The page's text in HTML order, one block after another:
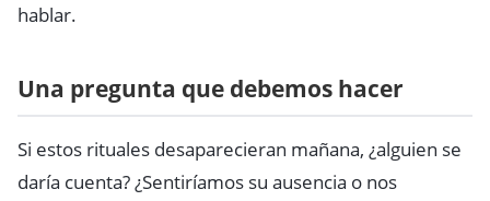
hablar.
Una pregunta que debemos hacer
Si estos rituales desaparecieran mañana, ¿alguien se
daría cuenta? ¿Sentiríamos su ausencia o nos